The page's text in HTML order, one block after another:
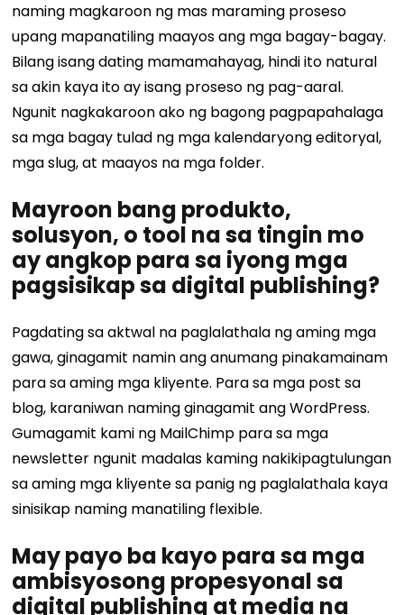
naming magkaroon ng mas maraming proseso
upang mapanatiling maayos ang mga bagay-bagay.
Bilang isang dating mamamahayag, hindi ito natural
sa akin kaya ito ay isang proseso ng pag-aaral.
Ngunit nagkakaroon ako ng bagong pagpapahalaga
sa mga bagay tulad ng mga kalendaryong editoryal,
mga slug, at maayos na mga folder.
Mayroon bang produkto,
solusyon, o tool na sa tingin mo
ay angkop para sa iyong mga
pagsisikap sa digital publishing?
Pagdating sa aktwal na paglalathala ng aming mga
gawa, ginagamit namin ang anumang pinakamainam
para sa aming mga kliyente. Para sa mga post sa
blog, karaniwan naming ginagamit ang WordPress.
Gumagamit kami ng MailChimp para sa mga
newsletter ngunit madalas kaming nakikipagtulungan
sa aming mga kliyente sa panig ng paglalathala kaya
sinisikap naming manatiling flexible.
May payo ba kayo para sa mga
ambisyosong propesyonal sa
digital publishing at media na